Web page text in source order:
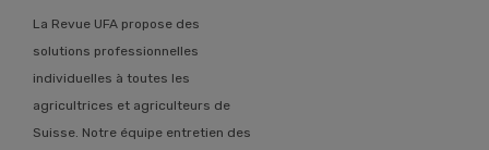
La Revue UFA propose des
solutions professionnelles
individuelles à toutes les
agricultrices et agriculteurs de
Suisse. Notre équipe entretien des